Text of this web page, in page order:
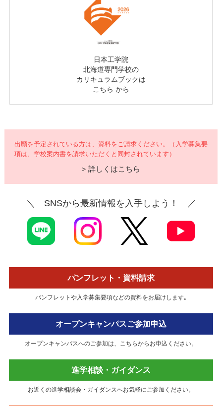
日本工学院
北海道専門学校の
カリキュラムブックは
こちら から
出願を予定されている方は、資料をご請求ください。（入学募集要
項は、学校案内書を請求いただくと同封されています）
詳しくはこちら
＼ SNSから最新情報を入手しよう！ ／
パンフレット・資料請求
パンフレットや⼊学募集要項などの資料をお届けします｡
オープンキャンパスご参加申込
オープンキャンパスへのご参加は、こちらからお申込ください。
進学相談・ガイダンス
お近くの進学相談会・ガイダンスへお気軽にご参加ください。